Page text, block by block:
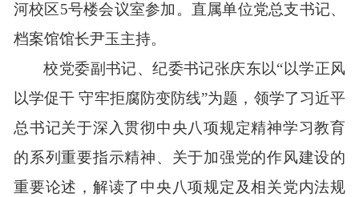
河校区5号楼会议室参加 。 直属单位党总支书记、
档案馆馆长尹玉主持。
校党委副书记、纪委书记张庆东以“以学正风
以学促干 守牢拒腐防变防线”为题 ， 领学了习近平
总书记关于深入贯彻中央八项规定精神学习教育
的系列重要指示精神、关于加强党的作风建设的
重要论述 ， 解读了 中央八项规定 及相关党内法规